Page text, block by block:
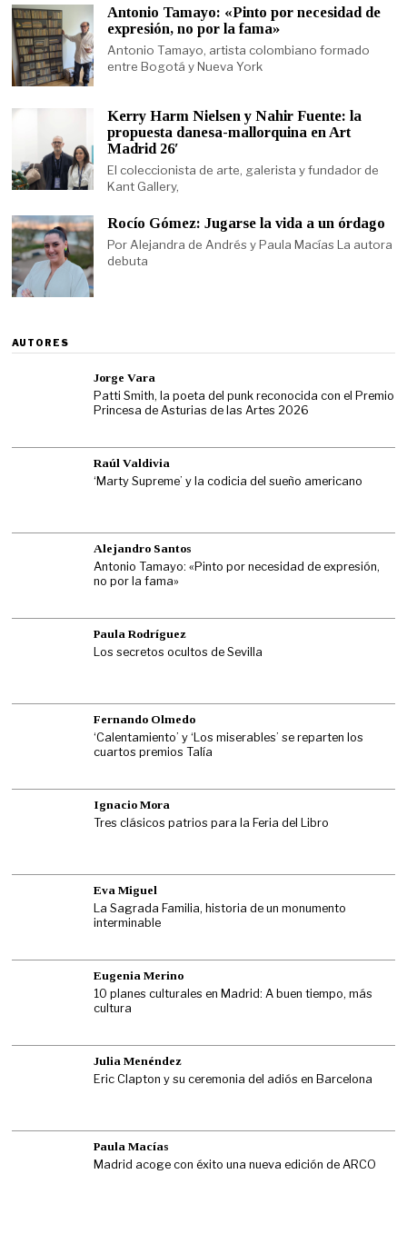
Antonio Tamayo: «Pinto por necesidad de
expresión, no por la fama»
Antonio Tamayo, artista colombiano formado
entre Bogotá y Nueva York
Kerry Harm Nielsen y Nahir Fuente: la
propuesta danesa-mallorquina en Art
Madrid 26′
El coleccionista de arte, galerista y fundador de
Kant Gallery,
Rocío Gómez: Jugarse la vida a un órdago
Por Alejandra de Andrés y Paula Macías La autora
debuta
AUTORES
Jorge Vara
Patti Smith, la poeta del punk reconocida con el Premio
Princesa de Asturias de las Artes 2026
Raúl Valdivia
‘Marty Supreme’ y la codicia del sueño americano
Alejandro Santos
Antonio Tamayo: «Pinto por necesidad de expresión,
no por la fama»
Paula Rodríguez
Los secretos ocultos de Sevilla
Fernando Olmedo
‘Calentamiento’ y ‘Los miserables’ se reparten los
cuartos premios Talía
Ignacio Mora
Tres clásicos patrios para la Feria del Libro
Eva Miguel
La Sagrada Familia, historia de un monumento
interminable
Eugenia Merino
10 planes culturales en Madrid: A buen tiempo, más
cultura
Julia Menéndez
Eric Clapton y su ceremonia del adiós en Barcelona
Paula Macías
Madrid acoge con éxito una nueva edición de ARCO